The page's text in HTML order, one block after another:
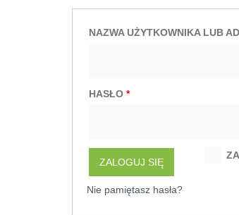
NAZWA UŻYTKOWNIKA LUB
HASŁO *
ZALOGUJ SIĘ
Nie pamiętasz hasła?